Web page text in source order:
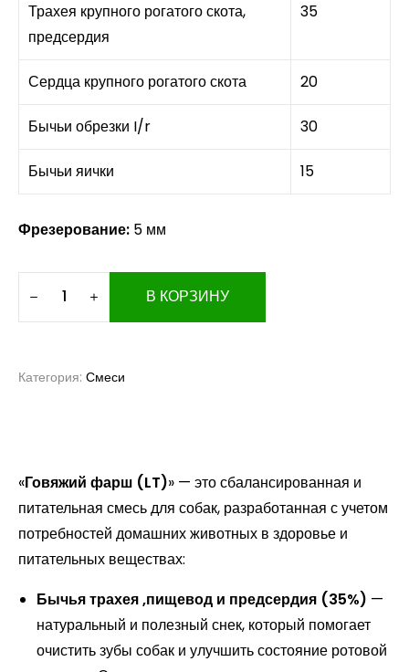
Трахея крупного рогатого скота,
предсердия
35
Сердца крупного рогатого скота 20
Бычьи обрезки I/r 30
Бычьи яички 15
Фрезерование: 5 мм
В КОРЗИНУ
Категория: Смеси
«Говяжий фарш (LT)» — это сбалансированная и
питательная смесь для собак, разработанная с учетом
потребностей домашних животных в здоровье и
питательных веществах:
Бычья трахея ,пищевод и предсердия (35%) —
натуральный и полезный снек, который помогает
очистить зубы собак и улучшить состояние ротовой